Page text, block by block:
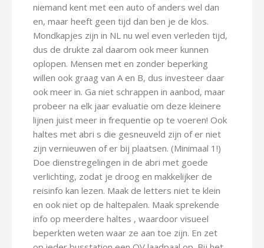
niemand kent met een auto of anders wel dan
en, maar heeft geen tijd dan ben je de klos.
Mondkapjes zijn in NL nu wel even verleden tijd,
dus de drukte zal daarom ook meer kunnen
oplopen. Mensen met en zonder beperking
willen ook graag van A en B, dus investeer daar
ook meer in. Ga niet schrappen in aanbod, maar
probeer na elk jaar evaluatie om deze kleinere
lijnen juist meer in frequentie op te voeren! Ook
haltes met abri s die gesneuveld zijn of er niet
zijn vernieuwen of er bij plaatsen. (Minimaal 1!)
Doe dienstregelingen in de abri met goede
verlichting, zodat je droog en makkelijker de
reisinfo kan lezen. Maak de letters niet te klein
en ook niet op de haltepalen. Maak sprekende
info op meerdere haltes , waardoor visueel
beperkten weten waar ze aan toe zijn. En zet